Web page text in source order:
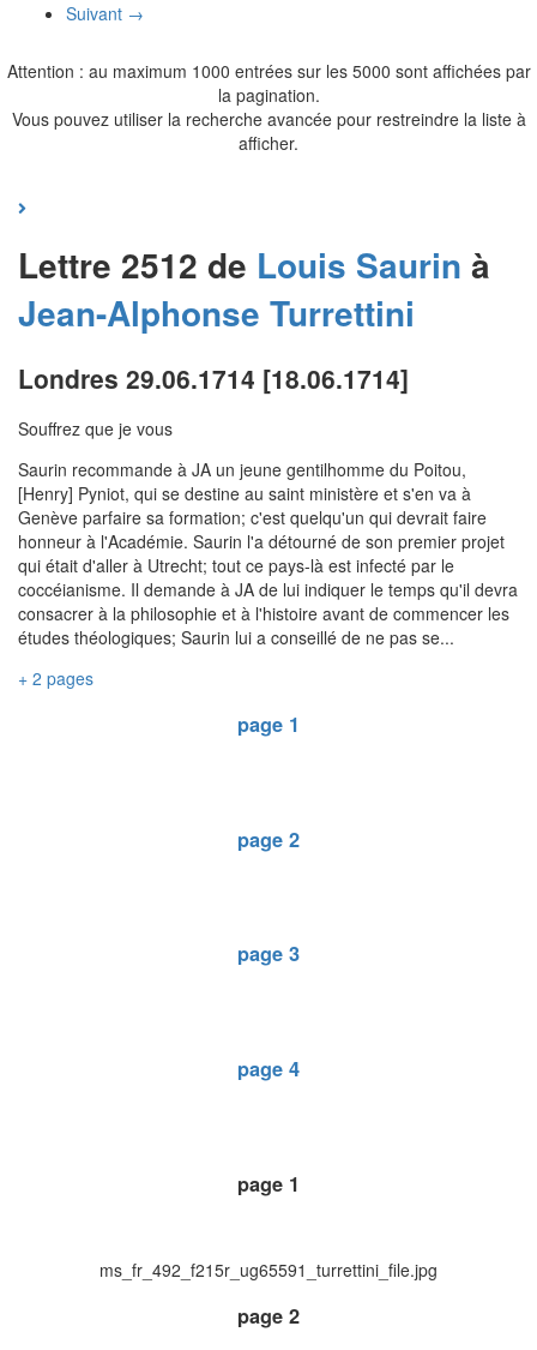
Suivant →
Attention : au maximum 1000 entrées sur les 5000 sont affichées par
la pagination.
Vous pouvez utiliser la recherche avancée pour restreindre la liste à
afficher.
Lettre 2512 de Louis Saurin à
Jean-Alphonse Turrettini
Londres 29.06.1714 [18.06.1714]
Souffrez que je vous
Saurin recommande à JA un jeune gentilhomme du Poitou,
[Henry] Pyniot, qui se destine au saint ministère et s'en va à
Genève parfaire sa formation; c'est quelqu'un qui devrait faire
honneur à l'Académie. Saurin l'a détourné de son premier projet
qui était d'aller à Utrecht; tout ce pays-là est infecté par le
coccéianisme. Il demande à JA de lui indiquer le temps qu'il devra
consacrer à la philosophie et à l'histoire avant de commencer les
études théologiques; Saurin lui a conseillé de ne pas se...
+ 2 pages
page 1
page 2
page 3
page 4
page 1
ms_fr_492_f215r_ug65591_turrettini_file.jpg
page 2